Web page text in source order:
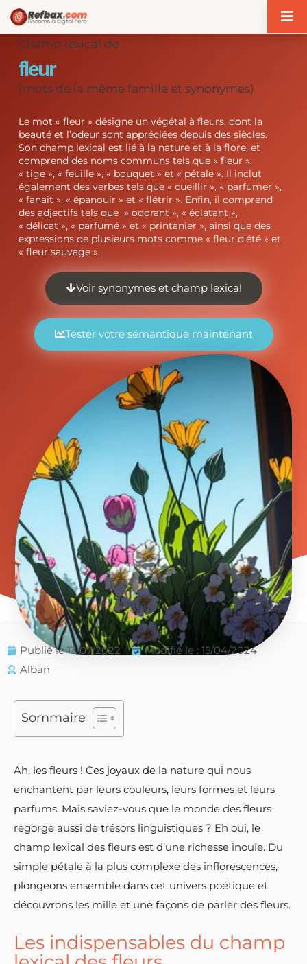
Champ lexical de
fleur
(mots de la même famille et synonymes)
Le mot « fleur » désigne un végétal à fleurs, dont la
beauté et l’odeur sont appréciées depuis des siècles.
Son champ lexical est lié à la nature et à la flore, et
comprend des noms communs tels que « fleur »,
« tige », « feuille », « bouquet » et « pétale ». Il inclut
également des verbes tels que « cueillir », « parfumer »,
« fanait », « épanouir » et « flétrir ». Enfin, il comprend
des adjectifs tels que » odorant », « éclatant »,
« délicat », « parfumé » et « printanier », ainsi que des
expressions de plusieurs mots comme « fleur d’été » et
« fleur sauvage ».
Voir synonymes et champ lexical
Tester votre sémantique maintenant
Publié le 13/07/2022
Modifié le : 15/04/2024
Alban
Sommaire
Ah, les fleurs ! Ces joyaux de la nature qui nous
enchantent par leurs couleurs, leurs formes et leurs
parfums. Mais saviez-vous que le monde des fleurs
regorge aussi de trésors linguistiques ? Eh oui, le
champ lexical des fleurs est d’une richesse inouïe. Du
simple pétale à la plus complexe des inflorescences,
plongeons ensemble dans cet univers poétique et
découvrons les mille et une façons de parler des fleurs.
Les indispensables du champ
Panneau de gestion des cookies